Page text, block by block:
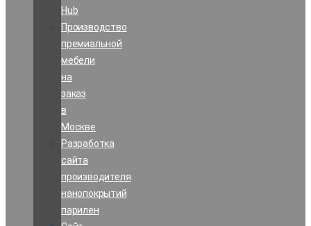
Hub
Производство
премиальной
мебели
на
заказ
в
Москве
Разработка
сайта
производителя
нанопокрытий
парилен